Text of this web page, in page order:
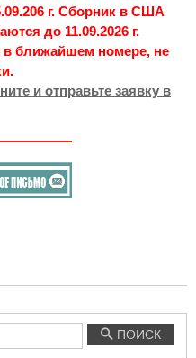
г. Сборник в США
до 11.09.2026 г.
в ближайшем номере, не
и отправьте заявку в
ПОИСК